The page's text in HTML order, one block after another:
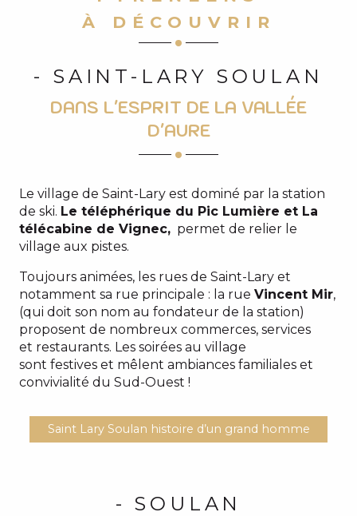
À DÉCOUVRIR
- SAINT-LARY SOULAN
DANS L'ESPRIT DE LA VALLÉE
D'AURE
Le village de Saint-Lary est dominé par la station
de ski. Le téléphérique du Pic Lumière et La
télécabine de Vignec, permet de relier le
village aux pistes.
Toujours animées, les rues de Saint-Lary et
notamment sa rue principale : la rue Vincent Mir,
(qui doit son nom au fondateur de la station)
proposent de nombreux commerces, services
et restaurants. Les soirées au village
sont festives et mêlent ambiances familiales et
convivialité du Sud-Ouest !
Saint Lary Soulan histoire d’un grand homme
- SOULAN